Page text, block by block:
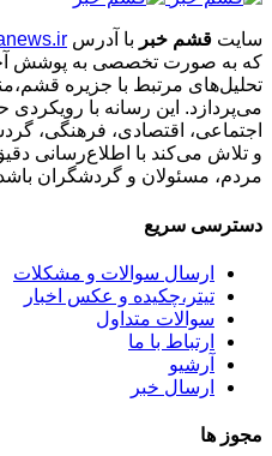
سایت قشم خبر با آدرس
که به صورت تخصصی به پوشش
تحلیل‌های مرتبط با جزیره
می‌پردازد. این رسانه با رویکردی
اجتماعی، اقتصادی، فرهنگی،
و تلاش می‌کند با اطلاع‌رسانی
مردم، مسئولان و گردشگران
دسترسی سریع
ارسال سوالات و مشکلات
تیتر،چکیده و عکس اخبار
سوالات متداول
ارتباط با ما
آرشیو
ارسال خبر
مجوز ها